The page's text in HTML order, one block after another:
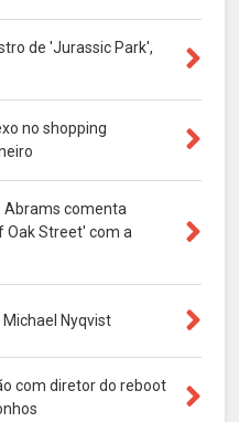
de 'Jurassic Park',
no shopping
Abrams comenta
Oak Street' com a
Nyqvist
com diretor do reboot